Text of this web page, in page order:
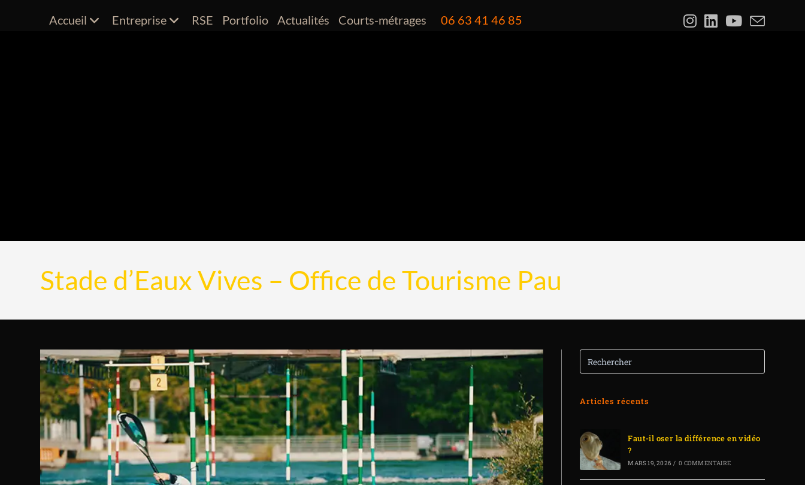
Accueil Entreprise RSE Portfolio Actualités Courts-métrages 06 63 41 46 85
Stade d’Eaux Vives – Office de Tourisme Pau
Articles récents
Faut-il oser la différence en vidéo
?
MARS 19, 2026 / 0 COMMENTAIRE